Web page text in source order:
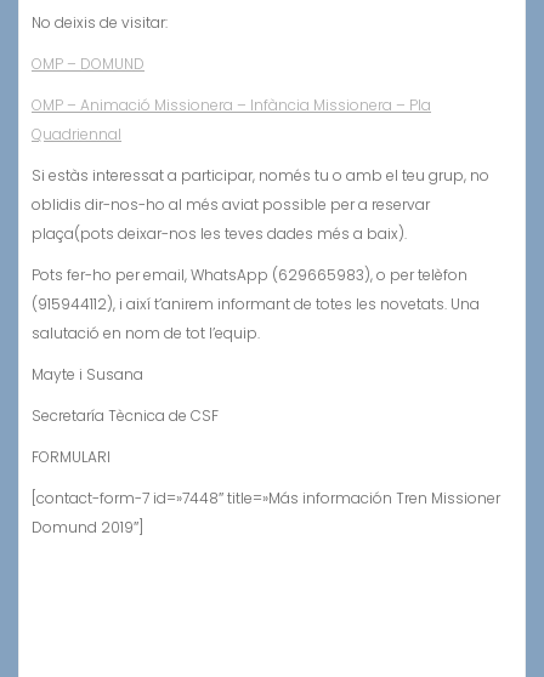
No deixis de visitar:
OMP – DOMUND
OMP – Animació Missionera – Infància Missionera – Pla
Quadriennal
Si estàs interessat a participar, només tu o amb el teu grup, no
oblidis dir-nos-ho al més aviat possible per a reservar
plaça(pots deixar-nos les teves dades més a baix).
Pots fer-ho per email, WhatsApp (629665983), o per telèfon
(915944112), i així t’anirem informant de totes les novetats. Una
salutació en nom de tot l’equip.
Mayte i Susana
Secretaría Tècnica de CSF
FORMULARI
[contact-form-7 id=»7448″ title=»Más información Tren Missioner
Domund 2019″]